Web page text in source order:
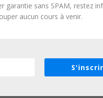
garantie sans SPAM, restez
aucun cours à venir.